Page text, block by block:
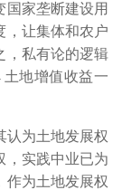
国家垄断建设用
，让集体和农户
，私有论的逻辑
地增值收益一
认为土地发展权
，实践中业已为
作为土地发展权